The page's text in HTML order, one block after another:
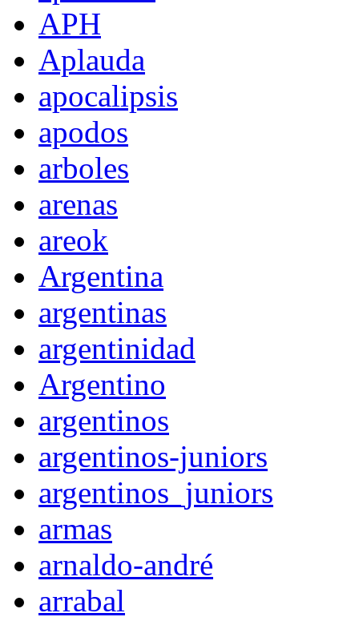
APH
Aplauda
apocalipsis
apodos
arboles
arenas
areok
Argentina
argentinas
argentinidad
Argentino
argentinos
argentinos-juniors
argentinos_juniors
armas
arnaldo-andré
arrabal